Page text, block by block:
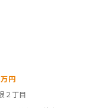
万円
２丁目